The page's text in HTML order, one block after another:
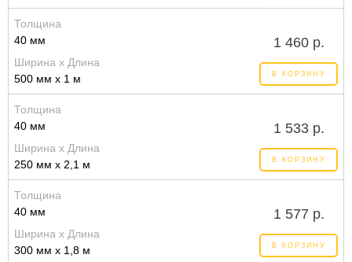
Толщина
40 мм
Ширина x Длина
500 мм x 1 м
1 460 р.
В КОРЗИНУ
Толщина
40 мм
Ширина x Длина
250 мм x 2,1 м
1 533 р.
В КОРЗИНУ
Толщина
40 мм
Ширина x Длина
300 мм x 1,8 м
1 577 р.
В КОРЗИНУ